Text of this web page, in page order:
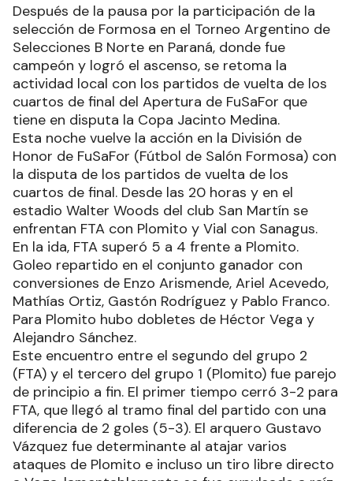
Después de la pausa por la participación de la
selección de Formosa en el Torneo Argentino de
Selecciones B Norte en Paraná, donde fue
campeón y logró el ascenso, se retoma la
actividad local con los partidos de vuelta de los
cuartos de final del Apertura de FuSaFor que
tiene en disputa la Copa Jacinto Medina.
Esta noche vuelve la acción en la División de
Honor de FuSaFor (Fútbol de Salón Formosa) con
la disputa de los partidos de vuelta de los
cuartos de final. Desde las 20 horas y en el
estadio Walter Woods del club San Martín se
enfrentan FTA con Plomito y Vial con Sanagus.
En la ida, FTA superó 5 a 4 frente a Plomito.
Goleo repartido en el conjunto ganador con
conversiones de Enzo Arismende, Ariel Acevedo,
Mathías Ortiz, Gastón Rodríguez y Pablo Franco.
Para Plomito hubo dobletes de Héctor Vega y
Alejandro Sánchez.
Este encuentro entre el segundo del grupo 2
(FTA) y el tercero del grupo 1 (Plomito) fue parejo
de principio a fin. El primer tiempo cerró 3-2 para
FTA, que llegó al tramo final del partido con una
diferencia de 2 goles (5-3). El arquero Gustavo
Vázquez fue determinante al atajar varios
ataques de Plomito e incluso un tiro libre directo